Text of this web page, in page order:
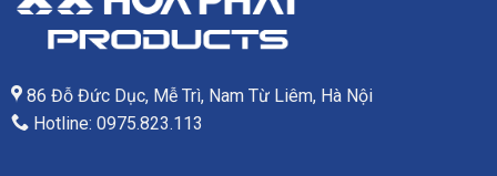
86 Đỗ Đức Dục, Mễ Trì, Nam Từ Liêm, Hà Nội
Hotline: 0975.823.113